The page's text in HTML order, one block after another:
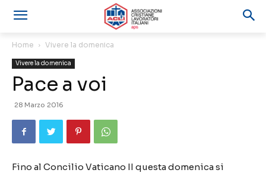
Home Vivere la domenica
Vivere la domenica
Pace a voi
28 Marzo 2016
Fino al Concilio Vaticano II questa domenica si